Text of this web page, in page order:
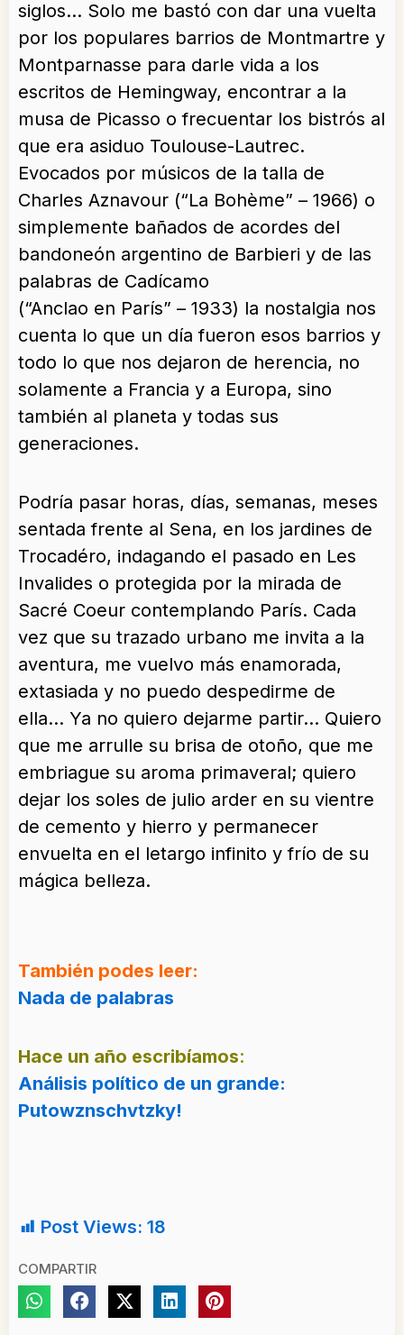
siglos… Solo me bastó con dar una vuelta
por los populares barrios de Montmartre y
Montparnasse para darle vida a los
escritos de Hemingway, encontrar a la
musa de Picasso o frecuentar los bistrós al
que era asiduo Toulouse-Lautrec.
Evocados por músicos de la talla de
Charles Aznavour (“La Bohème” – 1966) o
simplemente bañados de acordes del
bandoneón argentino de Barbieri y de las
palabras de Cadícamo
(“Anclao en París” – 1933) la nostalgia nos
cuenta lo que un día fueron esos barrios y
todo lo que nos dejaron de herencia, no
solamente a Francia y a Europa, sino
también al planeta y todas sus
generaciones.
Podría pasar horas, días, semanas, meses
sentada frente al Sena, en los jardines de
Trocadéro, indagando el pasado en Les
Invalides o protegida por la mirada de
Sacré Coeur contemplando París. Cada
vez que su trazado urbano me invita a la
aventura, me vuelvo más enamorada,
extasiada y no puedo despedirme de
ella… Ya no quiero dejarme partir… Quiero
que me arrulle su brisa de otoño, que me
embriague su aroma primaveral; quiero
dejar los soles de julio arder en su vientre
de cemento y hierro y permanecer
envuelta en el letargo infinito y frío de su
mágica belleza.
También podes leer:
Nada de palabras
Hace un año escribíamos:
Análisis político de un grande:
Putowznschvtzky!
Post Views: 18
COMPARTIR